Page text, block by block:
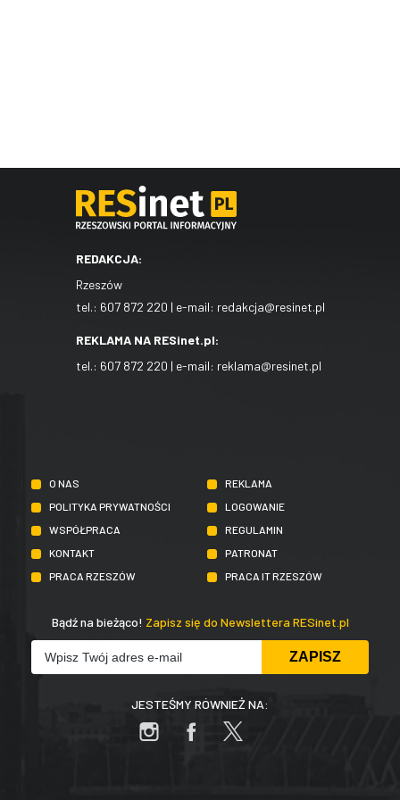
REDAKCJA:
Rzeszów
tel.: 607 872 220 | e-mail: redakcja@resinet.pl
REKLAMA NA RESinet.pl:
tel.: 607 872 220 | e-mail: reklama@resinet.pl
O NAS
REKLAMA
POLITYKA PRYWATNOŚCI
LOGOWANIE
WSPÓŁPRACA
REGULAMIN
KONTAKT
PATRONAT
PRACA RZESZÓW
PRACA IT RZESZÓW
Bądź na bieżąco! Zapisz się do Newslettera RESinet.pl
JESTEŚMY RÓWNIEŻ NA: